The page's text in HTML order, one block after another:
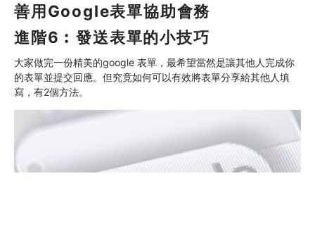
關於我們
媒體報導
善用Google表單協助會務
進階6︰發送表單的小技巧
大家做完一份精美的google 表單，最希望當然是讓其他人完成你
的表單並提交回應。但究竟如何可以有效將表單分享給其他人填
寫，有2個方法。